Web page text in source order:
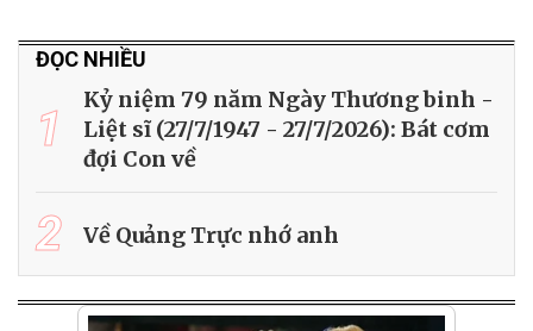
ĐỌC NHIỀU
1
Kỷ niệm 79 năm Ngày Thương binh -
Liệt sĩ (27/7/1947 - 27/7/2026): Bát cơm
đợi Con về
2 Về Quảng Trực nhớ anh